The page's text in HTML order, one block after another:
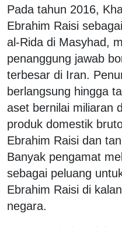
Pada tahun 2016,
Ebrahim Raisi
al-Rida di Masyhad,
penanggung jawab
terbesar di Iran.
berlangsung hingga
aset bernilai miliaran
produk domestik
Ebrahim Raisi dan
Banyak pengamat
sebagai peluang
Ebrahim Raisi di
negara.